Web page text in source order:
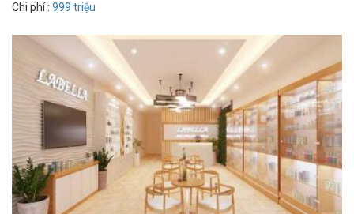
Chi phí : 999 triệu